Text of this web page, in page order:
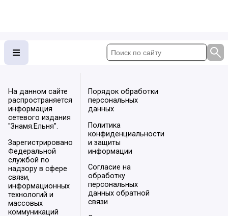
На данном сайте
распространяется
информация
сетевого издания
"Знамя.Ельня".
Зарегистрировано
Федеральной
службой по
надзору в сфере
связи,
информационных
технологий и
массовых
коммуникаций
Порядок обработки
персональных
данных
Политика
конфиденциальности
и защиты
информации
Согласие на
обработку
персональных
данных обратной
связи